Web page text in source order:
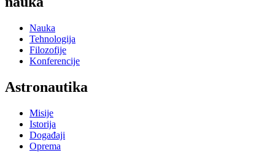
Nauka
Tehnologija
Filozofije
Konferencije
Astronautika
Misije
Istorija
Događaji
Oprema